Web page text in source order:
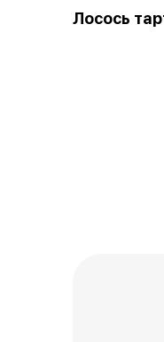
Лосось